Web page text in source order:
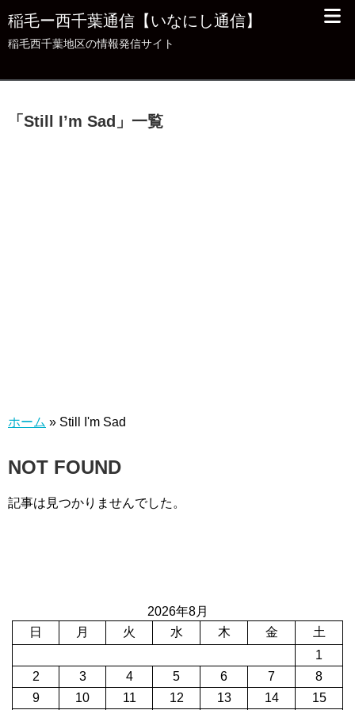
稲毛ー西千葉通信【いなにし通信】
稲毛西千葉地区の情報発信サイト
「 Still I’m Sad 」 一覧
ホーム » Still I'm Sad
NOT FOUND
記事は見つかりませんでした。
2026年8月
日
月 火 水 木 金
土
1
2
3 4 5 6 7
8
9
10 11 12 13 14 15